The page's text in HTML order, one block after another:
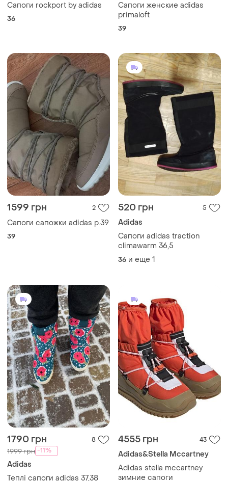
Сапоги rockport by adidas
36
Сапоги женские adidas
primaloft
39
1599 грн 2
Сапоги сапожки adidas р.39
39
520 грн 5
Adidas
Сапоги adidas traction
climawarm 36,5
36 и еще 1
1790 грн 8
1999 грн -11%
Adidas
Теплі сапоги adidas 37,38
4555 грн 43
Adidas&Stella Mccartney
Adidas stella mccartney
зимние сапоги